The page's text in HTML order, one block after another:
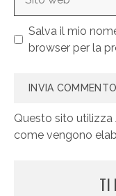
web
Salva il mio
browser per la
Questo sito utilizza
come vengono
TI